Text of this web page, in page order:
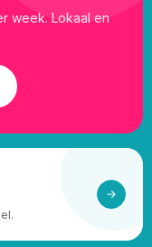
week. Lokaal en